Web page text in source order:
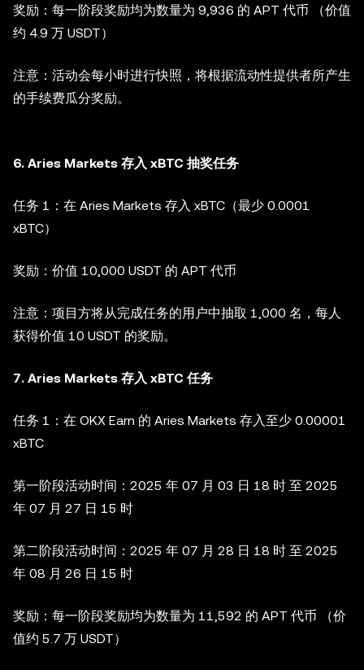
奖励：每一阶段奖励均为数量为 9,936 的 APT 代币 （价值
约 4.9 万 USDT）
注意：活动会每小时进行快照，将根据流动性提供者所产生
的手续费瓜分奖励。
6. Aries Markets 存入 xBTC 抽奖任务
任务 1：在 Aries Markets 存入 xBTC（最少 0.0001
xBTC）
奖励：价值 10,000 USDT 的 APT 代币
注意：项目方将从完成任务的用户中抽取 1,000 名，每人
获得价值 10 USDT 的奖励。
7. Aries Markets 存入 xBTC 任务
任务 1：在 OKX Earn 的 Aries Markets 存入至少 0.00001
xBTC
第一阶段活动时间：2025 年 07 月 03 日 18 时 至 2025
年 07 月 27 日 15 时
第二阶段活动时间：2025 年 07 月 28 日 18 时 至 2025
年 08 月 26 日 15 时
奖励：每一阶段奖励均为数量为 11,592 的 APT 代币 （价
值约 5.7 万 USDT）